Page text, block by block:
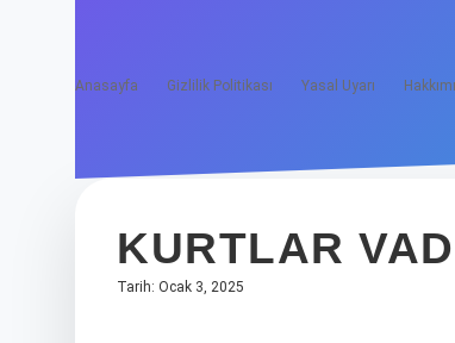
Anasayfa Gizlilik Politikası Yasal Uyarı
KURTLAR
Tarih: Ocak 3, 2025